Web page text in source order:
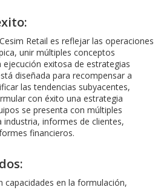
Retail es reflejar las operaciones
unir múltiples conceptos
exitosa de estrategias
diseñada para recompensar a
las tendencias subyacentes,
con éxito una estrategia
se presenta con múltiples
industria, informes de clientes,
financieros.
capacidades en la formulación,